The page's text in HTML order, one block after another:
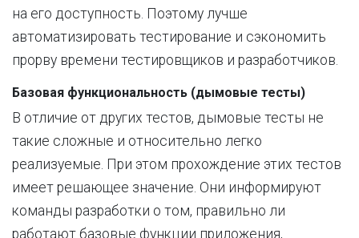
на его доступность. Поэтому лучше
автоматизировать тестирование и сэкономить
прорву времени тестировщиков и разработчиков.
Базовая функциональность (дымовые тесты)
В отличие от других тестов, дымовые тесты не
такие сложные и относительно легко
реализуемые. При этом прохождение этих тестов
имеет решающее значение. Они информируют
команды разработки о том, правильно ли
работают базовые функции приложения,